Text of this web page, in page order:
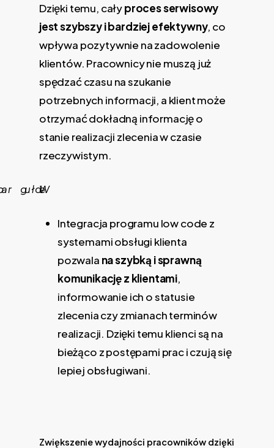
Dzięki temu, całyproces serwisowy
jest szybszy i bardziej efektywny, co
wpływa pozytywnie na zadowolenie
klientów. Pracownicy nie muszą już
spędzać czasu na szukanie
potrzebnych informacji, a klient może
otrzymać dokładną informację o
stanie realizacji zlecenia w czasie
rzeczywistym.
Integracja programu low code z
systemami obsługi klienta
pozwala na szybką i sprawną
komunikację z klientami,
informowanie ich o statusie
zlecenia czy zmianach terminów
realizacji. Dzięki temu klienci są na
bieżąco z postępami prac i czują się
lepiej obsługiwani.
Zwiększenie wydajności pracowników dzięki